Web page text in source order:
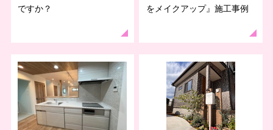
ですか？
をメイクアップ』施工事例